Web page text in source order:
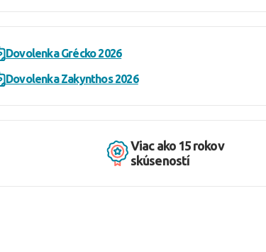
Dovolenka Grécko 2026
Dovolenka Zakynthos 2026
Viac ako 15 rokov
skúseností